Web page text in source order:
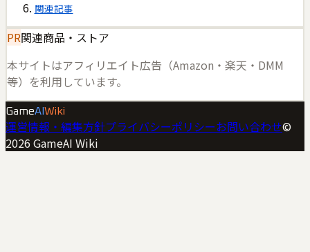
関連記事
PR関連商品・ストア
本サイトはアフィリエイト広告（Amazon・楽天・DMM
等）を利用しています。
GameAI Wiki
運営情報・編集方針プライバシーポリシーお問い合わせ©
2026 GameAI Wiki